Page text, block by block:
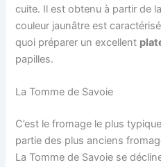
cuite. Il est obtenu à partir de
couleur jaunâtre est
quoi préparer un excellent
papilles.
La Tomme de Savoie
C’est le fromage le plus
partie des plus anciens
La Tomme de Savoie se